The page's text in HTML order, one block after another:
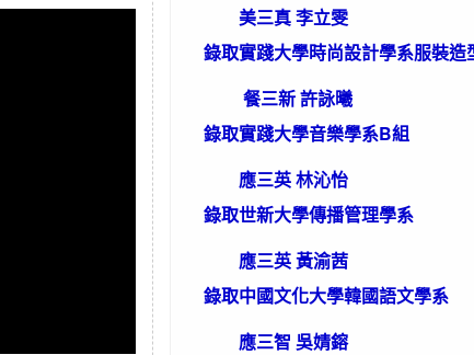
美三真 李立雯
錄取實踐大學時尚設計學系服裝造
餐三新 許詠曦
錄取實踐大學音樂學系B組
應三英 林沁怡
錄取世新大學傳播管理學系
應三英 黃渝茜
錄取中國文化大學韓國語文學系
應三智 吳婧鎔